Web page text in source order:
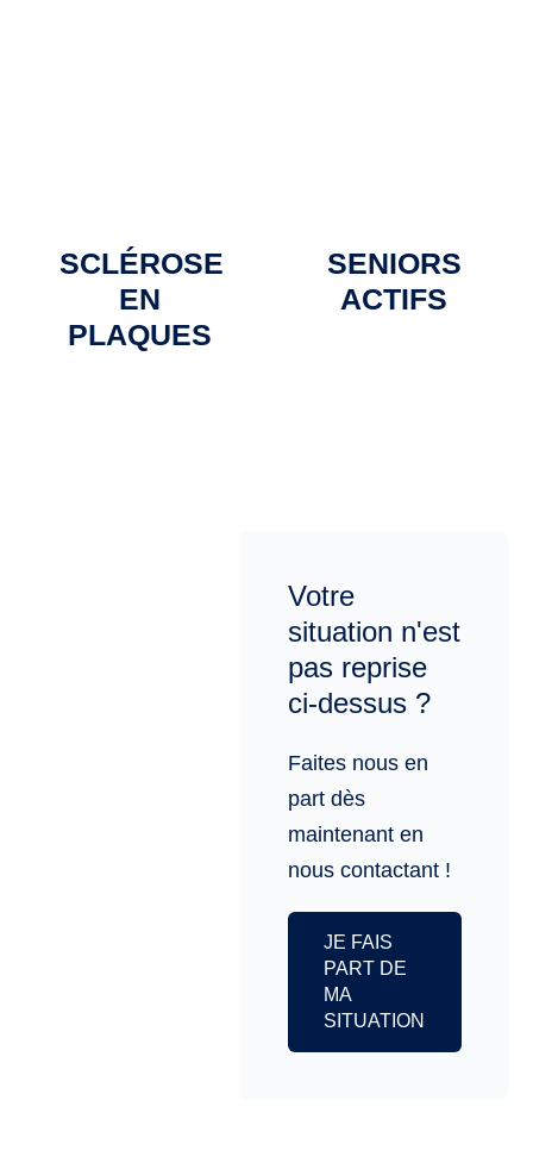
SCLÉROSE
EN
PLAQUES
SENIORS
ACTIFS
Votre
situation n'est
pas reprise
ci-dessus ?
Faites nous en
part dès
maintenant en
nous contactant !
JE FAIS
PART DE
MA
SITUATION